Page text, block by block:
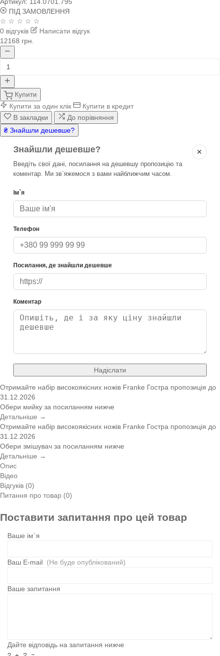
Артикул: 114.0701.795
ПІД ЗАМОВЛЕННЯ
☆ ☆ ☆ ☆ ☆
0 відгуків
Написати відгук
12168 грн.
Купити
Купити за один клік
Купити в кредит
В закладки
До порівняння
₴ Знайшли дешевше?
✕
Знайшли дешевше?
Введіть свої дані, посилання на дешевшу пропозицію та
коментар. Ми зв`яжемося з вами найближчим часом.
Ім`я
Телефон
Посилання, де знайшли дешевше
Коментар
Надіслати
Отримайте набір високоякісних ножів Franke Гостра пропозиція до
31.12.2026
Обери мийку за посиланням нижче
Детальніше →
Отримайте набір високоякісних ножів Franke Гостра пропозиція до
31.12.2026
Обери змішувач за посиланням нижче
Детальніше →
Опис
Відео
Відгуків (0)
Питання про товар (0)
Поставити запитання про цей товар
Ваше ім`я
Ваш E-mail (Не буде опублікований)
Ваше запитання
Дайте відповідь на запитання нижче